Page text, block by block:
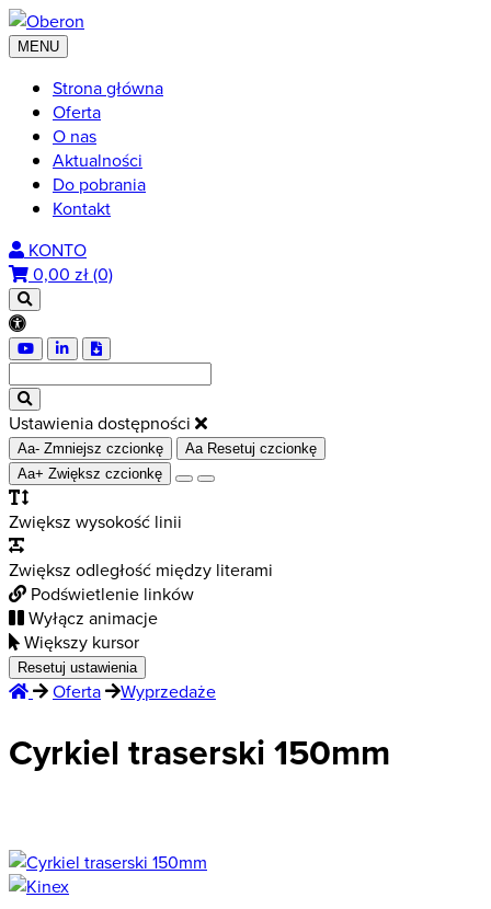
MENU
Strona główna
Oferta
O nas
Aktualności
Do pobrania
Kontakt
KONTO
0,00 zł (0)
Ustawienia dostępności
Aa- Zmniejsz czcionkę Aa Resetuj czcionkę
Aa+ Zwiększ czcionkę
Zwiększ wysokość linii
Zwiększ odległość między literami
Podświetlenie linków
Wyłącz animacje
Większy kursor
Resetuj ustawienia
Oferta Wyprzedaże
Cyrkiel traserski 150mm